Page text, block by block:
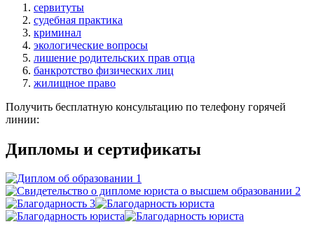
сервитуты
судебная практика
криминал
экологические вопросы
лишение родительских прав отца
банкротство физических лиц
жилищное право
Получить бесплатную консультацию по телефону горячей
линии:
Дипломы и сертификаты